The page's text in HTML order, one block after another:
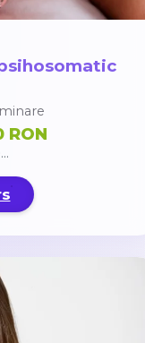
RON